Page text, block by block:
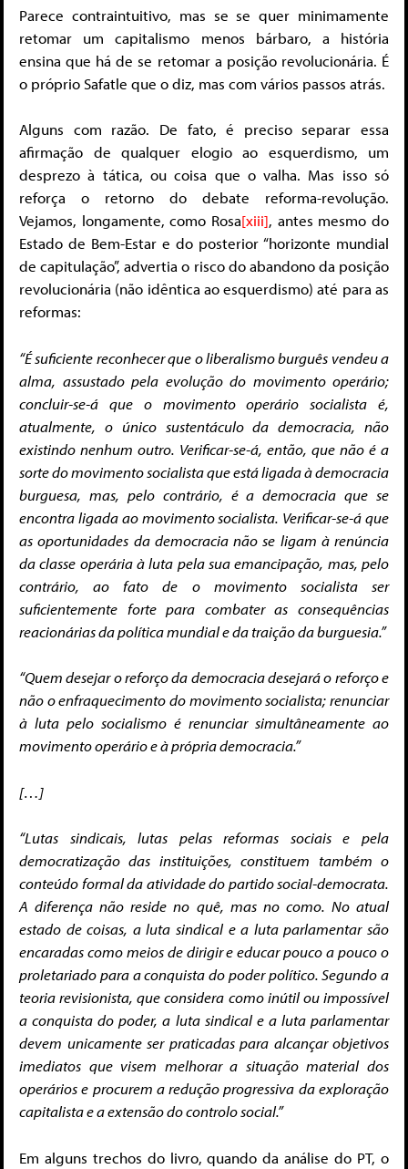
Parece contraintuitivo, mas se se quer minimamente
retomar um capitalismo menos bárbaro, a história
ensina que há de se retomar a posição revolucionária. É
o próprio Safatle que o diz, mas com vários passos atrás.
Alguns com razão. De fato, é preciso separar essa
afirmação de qualquer elogio ao esquerdismo, um
desprezo à tática, ou coisa que o valha. Mas isso só
reforça o retorno do debate reforma-revolução.
Vejamos, longamente, como Rosa[xiii], antes mesmo do
Estado de Bem-Estar e do posterior “horizonte mundial
de capitulação”, advertia o risco do abandono da posição
revolucionária (não idêntica ao esquerdismo) até para as
reformas:
“É suficiente reconhecer que o liberalismo burguês vendeu a
alma, assustado pela evolução do movimento operário;
concluir-se-á que o movimento operário socialista é,
atualmente, o único sustentáculo da democracia, não
existindo nenhum outro. Verificar-se-á, então, que não é a
sorte do movimento socialista que está ligada à democracia
burguesa, mas, pelo contrário, é a democracia que se
encontra ligada ao movimento socialista. Verificar-se-á que
as oportunidades da democracia não se ligam à renúncia
da classe operária à luta pela sua emancipação, mas, pelo
contrário, ao fato de o movimento socialista ser
suficientemente forte para combater as consequências
reacionárias da política mundial e da traição da burguesia.”
“Quem desejar o reforço da democracia desejará o reforço e
não o enfraquecimento do movimento socialista; renunciar
à luta pelo socialismo é renunciar simultâneamente ao
movimento operário e à própria democracia.”
[…]
“Lutas sindicais, lutas pelas reformas sociais e pela
democratização das instituições, constituem também o
conteúdo formal da atividade do partido social-democrata.
A diferença não reside no quê, mas no como. No atual
estado de coisas, a luta sindical e a luta parlamentar são
encaradas como meios de dirigir e educar pouco a pouco o
proletariado para a conquista do poder político. Segundo a
teoria revisionista, que considera como inútil ou impossível
a conquista do poder, a luta sindical e a luta parlamentar
devem unicamente ser praticadas para alcançar objetivos
imediatos que visem melhorar a situação material dos
operários e procurem a redução progressiva da exploração
capitalista e a extensão do controlo social.”
Em alguns trechos do livro, quando da análise do PT, o